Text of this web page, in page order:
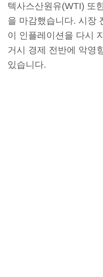
텍사스산원유(WTI) 또
을 마감했습니다. 시장
이 인플레이션을 다시
거시 경제 전반에 악영
있습니다.